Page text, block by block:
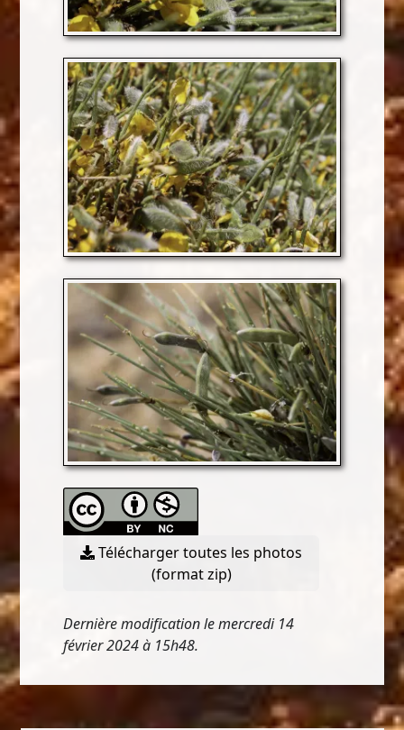
Télécharger toutes les photos
(format zip)
Dernière modification le mercredi 14
février 2024 à 15h48.